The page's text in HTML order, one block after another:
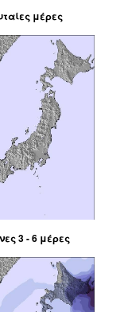
μέρες
3 - 6 μέρες